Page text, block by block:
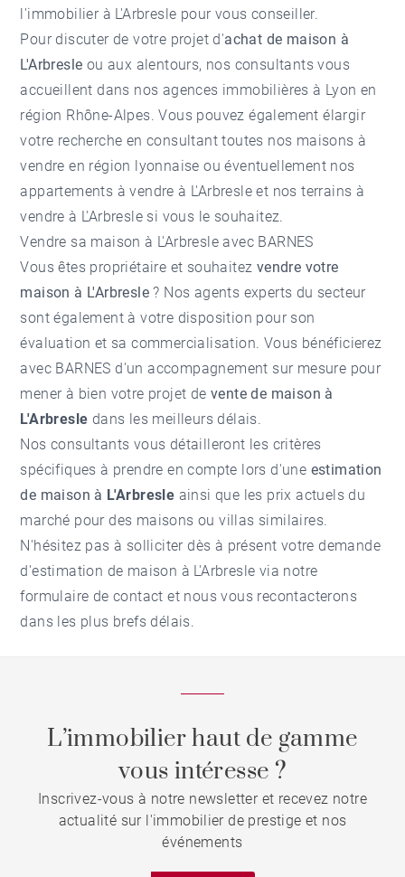
l'immobilier à L'Arbresle pour vous conseiller.
Pour discuter de votre projet d'achat de maison à
L'Arbresle ou aux alentours, nos consultants vous
accueillent dans nos agences immobilières à Lyon en
région Rhône-Alpes. Vous pouvez également élargir
votre recherche en consultant toutes nos maisons à
vendre en région lyonnaise ou éventuellement nos
appartements à vendre à L'Arbresle et nos terrains à
vendre à L'Arbresle si vous le souhaitez.
Vendre sa maison à L'Arbresle avec BARNES
Vous êtes propriétaire et souhaitez vendre votre
maison à L'Arbresle ? Nos agents experts du secteur
sont également à votre disposition pour son
évaluation et sa commercialisation. Vous bénéficierez
avec BARNES d'un accompagnement sur mesure pour
mener à bien votre projet devente de maison à
L'Arbresle dans les meilleurs délais.
Nos consultants vous détailleront les critères
spécifiques à prendre en compte lors d'une estimation
de maison à L'Arbresle ainsi que les prix actuels du
marché pour des maisons ou villas similaires.
N'hésitez pas à solliciter dès à présent votre demande
d'estimation de maison à L'Arbresle via notre
formulaire de contact et nous vous recontacterons
dans les plus brefs délais.
L’immobilier haut de gamme
vous intéresse ?
Inscrivez-vous à notre newsletter et recevez notre
actualité sur l'immobilier de prestige et nos
événements